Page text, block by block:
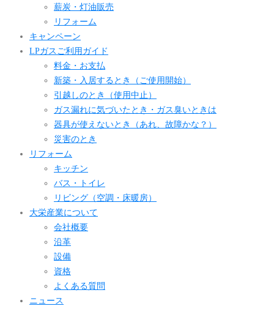
薪炭・灯油販売
リフォーム
キャンペーン
LPガスご利用ガイド
料金・お支払
新築・入居するとき（ご使用開始）
引越しのとき（使用中止）
ガス漏れに気づいたとき・ガス臭いときは
器具が使えないとき（あれ、故障かな？）
災害のとき
リフォーム
キッチン
バス・トイレ
リビング（空調・床暖房）
大栄産業について
会社概要
沿革
設備
資格
よくある質問
ニュース